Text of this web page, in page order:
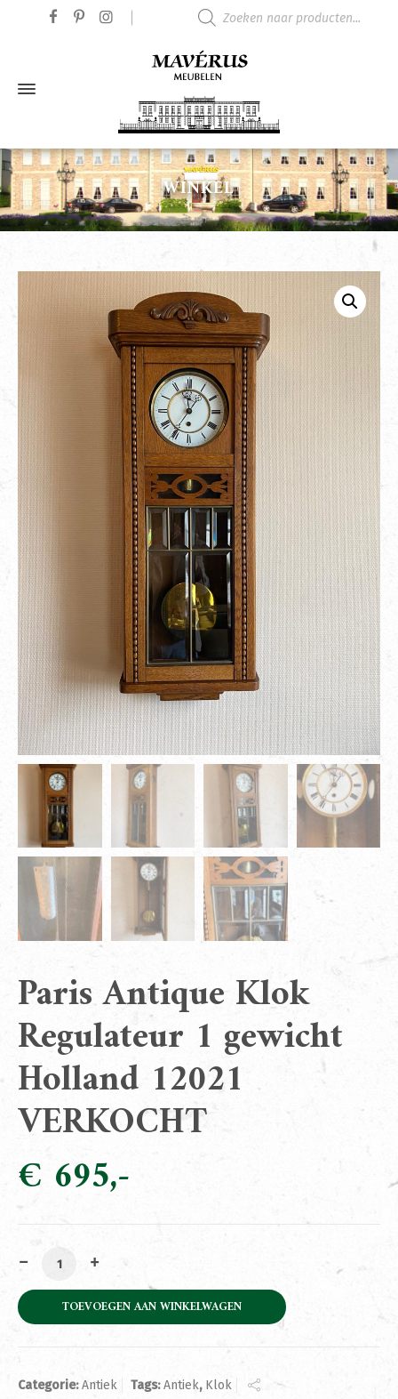
WINKEL
Paris Antique Klok
Regulateur 1 gewicht
Holland 12021
VERKOCHT
€ 695
Paris Antique Klok Regulateur 1 gewicht Holland 12021
TOEVOEGEN AAN WINKELWAGEN
Categorie:Antiek Tags:Antiek, Klok